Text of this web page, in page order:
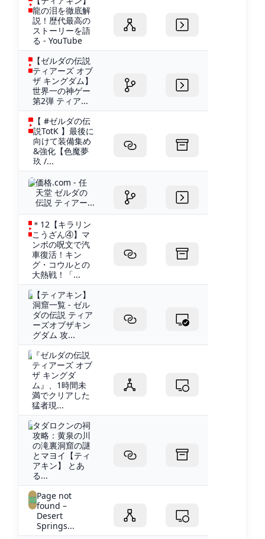
龍の泪を徹底解
説！歴代最高の
ストーリーを語
る - YouTube
【ゼルダの伝説
ティアーズ オブ
ザ キングダム】
世界一の神ゲー
第2弾 ティア...
【 #ゼルダの伝
説TotK 】最後に
向けて装備集め
&強化【色魔夢
玖 /...
価格.com - 任
天堂 ゼルダの
伝説 ティアー...
＊12【キラリン
こうざん④】マ
ンボの呪文で汽
車復活！キン
グ・コウルとの
大熱戦！「...
【ティアキン】
洞窟一覧 - ゼル
ダの伝説 ティア
ーズオブザキン
グダム 攻...
『ゼルダの伝説
ティアーズ オブ
ザ キングダ
ム』、1時間未
満でクリアした
猛者現...
タダロクンの祠
攻略：黄泉の川
の滝裏洞窟の謎
とマヨイ【ティ
アキン】 とあ
る...
Page not
found –
Desert
Springs...